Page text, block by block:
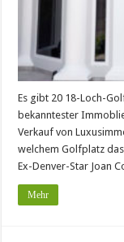
Es gibt 20 18-Loch-
bekanntester
Verkauf von
welchem Golfplatz
Ex-Denver-Star Joan
Mehr